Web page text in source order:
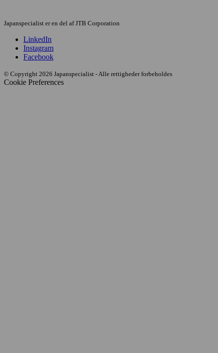
Japanspecialist er en del af JTB Corporation
LinkedIn
Instagram
Facebook
© Copyright 2026 Japanspecialist - Alle rettigheder forbeholdes
Cookie Preferences